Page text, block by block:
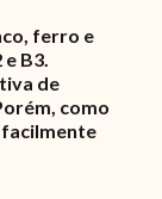
ferro e
B3.
de
como
facilmente